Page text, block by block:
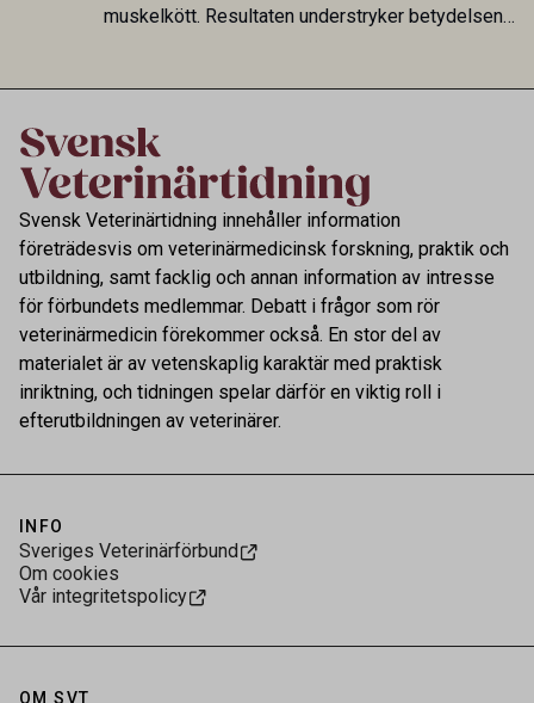
muskelkött. Resultaten understryker betydelsen
Svensk Veterinärtidning innehåller information
företrädesvis om veterinärmedicinsk forskning, praktik och
utbildning, samt facklig och annan information av intresse
för förbundets medlemmar. Debatt i frågor som rör
veterinärmedicin förekommer också. En stor del av
materialet är av vetenskaplig karaktär med praktisk
inriktning, och tidningen spelar därför en viktig roll i
efterutbildningen av veterinärer.
INFO
Sveriges Veterinärförbund
Om cookies
Vår integritetspolicy
OM SVT